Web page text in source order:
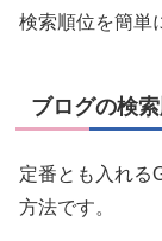
検索順位を簡単
ブログの検
定番とも入れる
方法です。